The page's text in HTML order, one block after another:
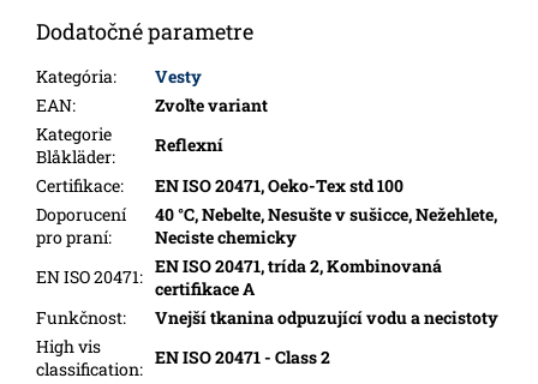
Dodatočné parametre
Kategória:
Vesty
EAN:
Zvoľte variant
Kategorie
Blåkläder:
Reflexní
Certifikace:
EN ISO 20471, Oeko-Tex std 100
Doporucení
pro praní:
40 °C, Nebelte, Nesušte v sušicce, Nežehlete,
Neciste chemicky
EN ISO 20471: EN ISO 20471, trída 2, Kombinovaná
certifikace A
Funkčnost:
Vnejší tkanina odpuzující vodu a necistoty
High vis
classification:
EN ISO 20471 - Class 2